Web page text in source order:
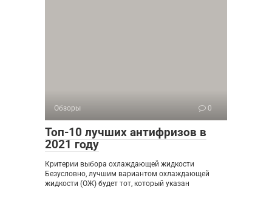
Обзоры 0
Топ-10 лучших антифризов в
2021 году
Критерии выбора охлаждающей жидкости
Безусловно, лучшим вариантом охлаждающей
жидкости (ОЖ) будет тот, который указан